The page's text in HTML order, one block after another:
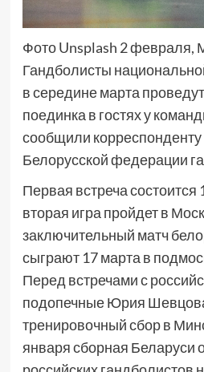
Фото Unsplash 2 февраля,
Гандболисты
в середине марта
поединка в гостях у
сообщили
Белорусской федерации
Первая встреча состоится
вторая игра пройдет в
заключительный матч
сыграют 17 марта в
Перед встречами с
подопечные Юрия
тренировочный сбор в
января сборная Беларуси